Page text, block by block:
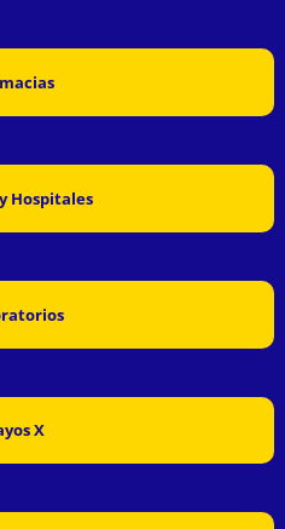
Hospitales
X